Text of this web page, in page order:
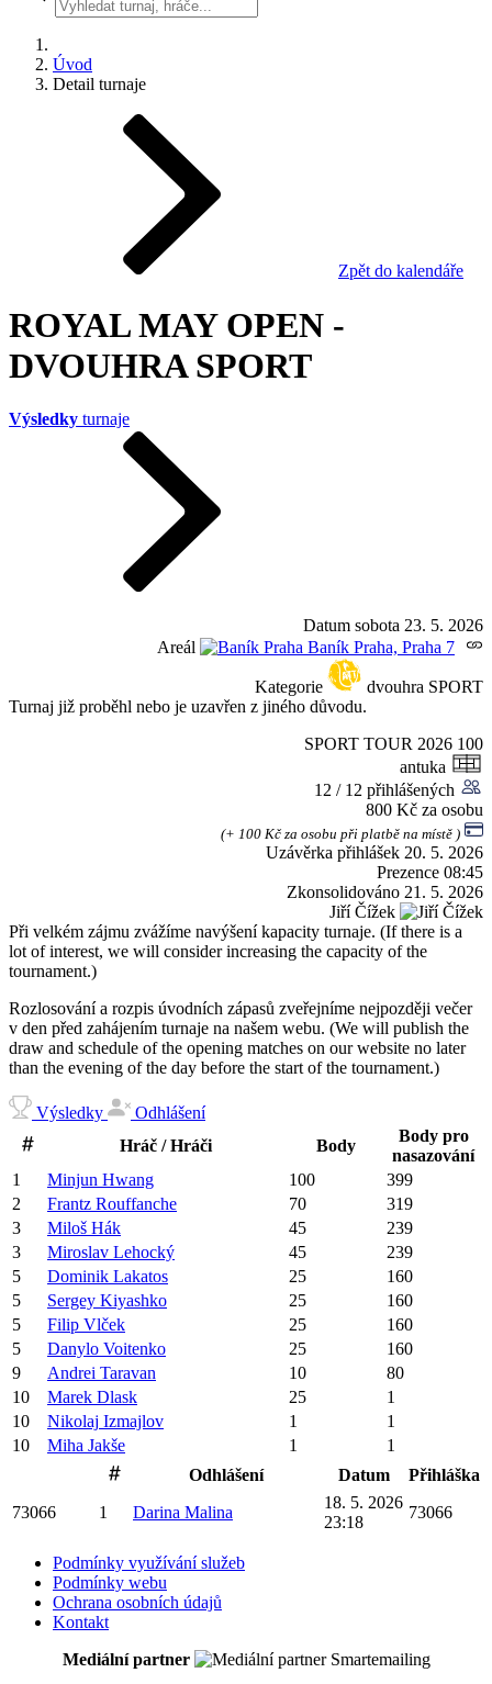
Úvod
Detail turnaje
Zpět do kalendáře
ROYAL MAY OPEN -
DVOUHRA SPORT
Výsledky turnaje
Datum sobota 23. 5. 2026
Areál
Baník Praha, Praha 7
Kategorie
dvouhra SPORT
Turnaj již proběhl nebo je uzavřen z jiného důvodu.
SPORT TOUR 2026 100
antuka
12 / 12 přihlášených
800 Kč za osobu
(+ 100 Kč za osobu při platbě na místě )
Uzávěrka přihlášek 20. 5. 2026
Prezence 08:45
Zkonsolidováno 21. 5. 2026
Jiří Čížek
Při velkém zájmu zvážíme navýšení kapacity turnaje. (If there is a
lot of interest, we will consider increasing the capacity of the
tournament.)
Rozlosování a rozpis úvodních zápasů zveřejníme nejpozději večer
v den před zahájením turnaje na našem webu. (We will publish the
draw and schedule of the opening matches on our website no later
than the evening of the day before the start of the tournament.)
Výsledky
Odhlášení
Hráč / Hráči
Body
Body pro
nasazování
1
Minjun Hwang 100
399
2
Frantz Rouffanche 70
319
3
Miloš Hák 45
239
3
Miroslav Lehocký 45
239
5
Dominik Lakatos 25
160
5
Sergey Kiyashko 25
160
5
Filip Vlček 25
160
5
Danylo Voitenko 25
160
9
Andrei Taravan 10
80
10
Marek Dlask 25
1
10
Nikolaj Izmajlov 1
1
10
Miha Jakše 1
1
Odhlášení
Datum
Přihláška
73066
1 Darina Malina
18. 5. 2026
23:18
73066
Podmínky využívání služeb
Podmínky webu
Ochrana osobních údajů
Kontakt
Mediální partner